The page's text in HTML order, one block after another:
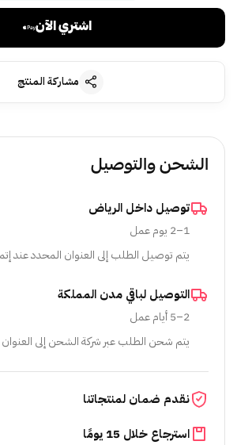
اشتري الآن
مشاركة المنتج
الشحن والتوصيل
توصيل داخل الرياض
1–2 يوم عمل
يتم توصيل الطلب إلى العنوان المحدد عند
التوصيل لباقي مدن المملكة
2–5 أيام عمل
يتم شحن الطلب عبر شركة الشحن إلى
نقدم ضمان لمنتجاتنا
استرجاع خلال 15 يومًا